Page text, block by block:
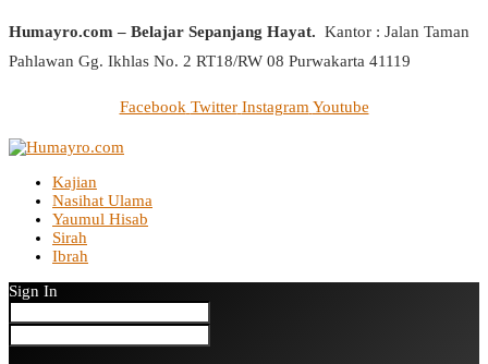
Humayro.com – Belajar Sepanjang Hayat. Kantor : Jalan Taman
Pahlawan Gg. Ikhlas No. 2 RT18/RW 08 Purwakarta 41119
Facebook Twitter Instagram Youtube
Kajian
Nasihat Ulama
Yaumul Hisab
Sirah
Ibrah
Sign In